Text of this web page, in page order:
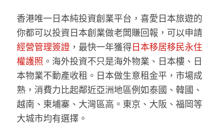
香港唯一日本純投資創業平台，喜愛日本旅遊的
你都可以投資日本創業做老闆賺回報，可以申請
經營管理簽證，最快一年獲得日本移居移民永住
權護照 。海外投資不只是海外物業、日本樓、日
本物業不動產收租。日本做生意租金平，市場成
熟，消費力比起鄰近亞洲地區例如泰國、韓國、
越南、柬埔寨、大灣區高。東京、大阪、福岡等
大城市均有選擇。